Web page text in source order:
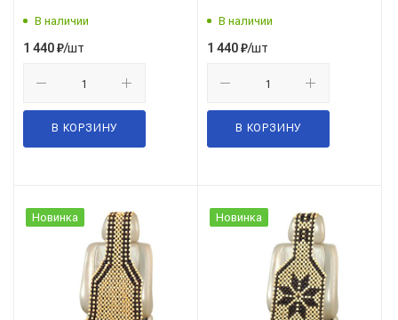
В наличии
1 440₽/шт
В КОРЗИНУ
В наличии
1 440₽/шт
В КОРЗИНУ
Новинка Новинка